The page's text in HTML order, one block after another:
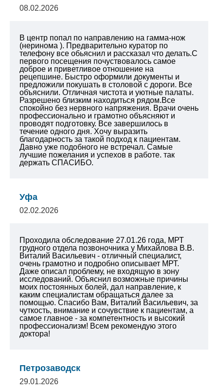
08.02.2026
В центр попал по направлению на гамма-нож
(неринома ). Предварительно куратор по
телефону все обьяснил и рассказал что делать.С
первого посещения почуствовалось самое
доброе и приветливое отношение на
рецепшине. Быстро оформили документы и
предложили покушать в столовой с дороги. Все
объяснили. Отличная чистота и уютные палаты.
Разрешено близким находиться рядом.Все
спокойно без нервного напряжения. Врачи очень
профессионально и грамотно объясняют и
проводят подготовку. Все завершилось в
течение одного дня. Хочу выразить
благодарность за такой подход к пациентам.
Давно уже подобного не встречал. Самые
лучшие пожелания и успехов в работе. так
держать СПАСИБО.
Уфа
02.02.2026
Проходила обследование 27.01.26 года, МРТ
грудного отдела позвоночника у Михайлова В.В.
Виталий Васильевич - отличный специалист,
очень грамотно и подробно описывает МРТ.
Даже описал проблему, не входящую в зону
исследований. Объяснил возможные причины
моих постоянных болей, дал направление, к
каким специалистам обращаться далее за
помощью. Спасибо Вам, Виталий Васильевич, за
чуткость, внимание и сочувствие к пациентам, а
самое главное - за компетентность и высокий
профессионализм! Всем рекомендую этого
доктора!
Петрозаводск
29.01.2026